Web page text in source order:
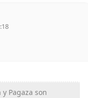
Pagaza son